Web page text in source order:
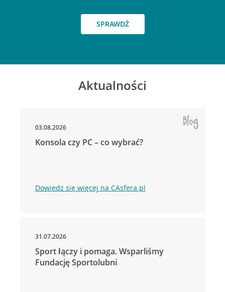
SPRAWDŹ
Aktualności
03.08.2026
Konsola czy PC – co wybrać?
Dowiedz się więcej na CAsfera.pl
31.07.2026
Sport łączy i pomaga. Wsparliśmy
Fundację Sportolubni